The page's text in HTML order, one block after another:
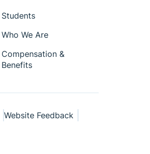
Students
Who We Are
Compensation &
Benefits
Website Feedback